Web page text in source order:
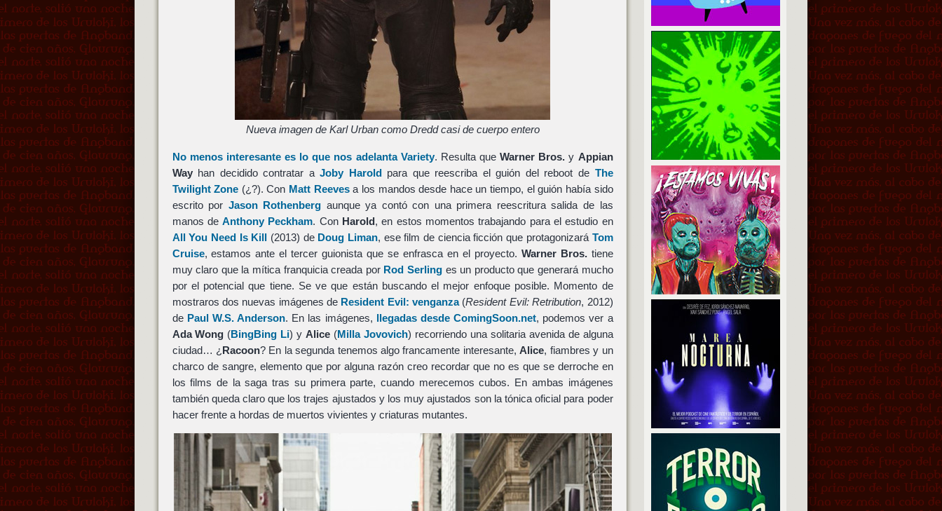
Nueva imagen de Karl Urban como Dredd casi de cuerpo entero
No menos interesante es lo que nos adelanta Variety. Resulta queWarner Bros. y Appian
Wayhan decidido contratar aJoby Haroldpara que reescriba el guión del reboot de The
Twilight Zone (¿?). Con Matt Reevesa los mandos desde hace un tiempo, el guión había sido
escrito por Jason Rothenberg aunque ya contó con una primera reescritura salida de las
manos deAnthony Peckham. Con Harold, en estos momentos trabajando para el estudio en
All You Need Is Kill (2013) de Doug Liman, ese film de ciencia ficción que protagonizará Tom
Cruise, estamos ante el tercer guionista que se enfrasca en el proyecto. Warner Bros.tiene
muy claro que la mítica franquicia creada por Rod Serlinges un producto que generará mucho
por el potencial que tiene. Se ve que están buscando el mejor enfoque posible. Momento de
mostraros dos nuevas imágenes de Resident Evil: venganza(Resident Evil: Retribution, 2012)
de Paul W.S. Anderson. En las imágenes, llegadas desde ComingSoon.net, podemos ver a
Ada Wong (BingBing Li) yAlice (Milla Jovovich) recorriendo una solitaria avenida de alguna
ciudad… ¿ Racoon? En la segunda tenemos algo francamente interesante,Alice, fiambres y un
charco de sangre, elemento que por alguna razón creo recordar que no es que se derroche en
los films de la saga tras su primera parte, cuando merecemos cubos. En ambas imágenes
también queda claro que los trajes ajustados y los muy ajustados son la tónica oficial para poder
hacer frente a hordas de muertos vivientes y criaturas mutantes.